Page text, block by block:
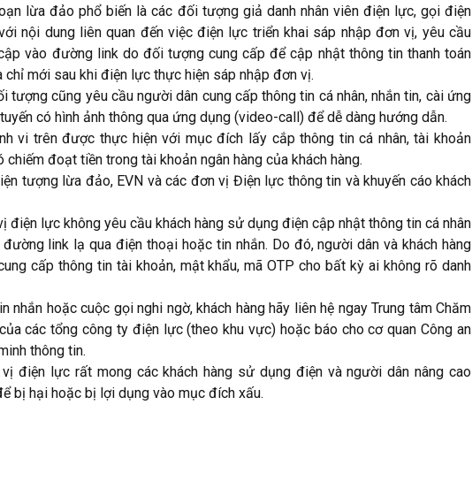
lừa đảo phổ biến là các đối tượng giả danh nhân viên điện lực, gọi điện
nội dung liên quan đến việc điện lực triển khai sáp nhập đơn vị, yêu cầu
vào đường link do đối tượng cung cấp để cập nhật thông tin thanh toán
chỉ mới sau khi điện lực thực hiện sáp nhập đơn vị.
tượng cũng yêu cầu người dân cung cấp thông tin cá nhân, nhắn tin, cài ứng
có hình ảnh thông qua ứng dụng (video-call) để dễ dàng hướng dẫn.
vi trên được thực hiện với mục đích lấy cắp thông tin cá nhân, tài khoản
chiếm đoạt tiền trong tài khoản ngân hàng của khách hàng.
tượng lừa đảo, EVN và các đơn vị Điện lực thông tin và khuyến cáo khách
điện lực không yêu cầu khách hàng sử dụng điện cập nhật thông tin cá nhân
link lạ qua điện thoại hoặc tin nhắn. Do đó, người dân và khách hàng
cấp thông tin tài khoản, mật khẩu, mã OTP cho bất kỳ ai không rõ danh
nhắn hoặc cuộc gọi nghi ngờ, khách hàng hãy liên hệ ngay Trung tâm Chăm
các tổng công ty điện lực (theo khu vực) hoặc báo cho cơ quan Công an
thông tin.
vị điện lực rất mong các khách hàng sử dụng điện và người dân nâng cao
bị hại hoặc bị lợi dụng vào mục đích xấu.